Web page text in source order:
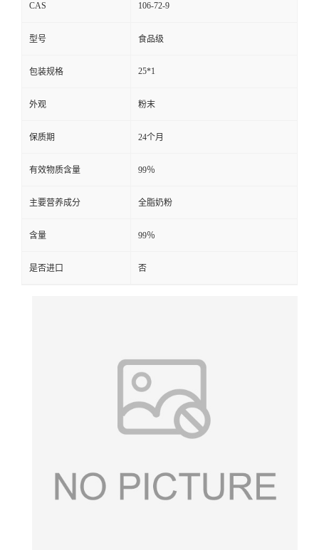
CAS 106-72-9
型号 食品级
包装规格 25*1
外观 粉末
保质期 24个月
有效物质含量 99％
主要营养成分 全脂奶粉
含量 99％
是否进口 否